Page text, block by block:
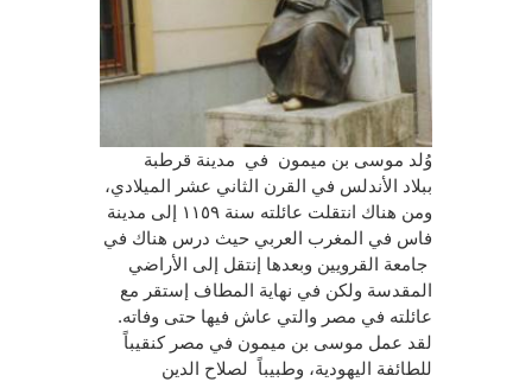
وُلد موسى بن ميمون في مدينة قرطبة
ببلاد الأندلس في القرن الثاني عشر الميلادي،
ومن هناك انتقلت عائلته سنة ١١٥٩ إلى مدينة
فاس في المغرب العربي حيث درس هناك في
جامعة القرويين وبعدها إنتقل إلى الأراضي
المقدسة ولكن في نهاية المطاف إستقر مع
عائلته في مصر والتي عاش فيها حتى وفاته.
لقد عمل موسى بن ميمون في مصر كنقيباً
للطائفة اليهودية، وطبيباً لصلاح الدين